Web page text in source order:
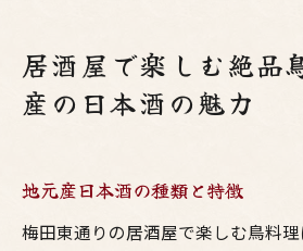
居酒屋で楽しむ絶品
産の日本酒の魅力
地元産日本酒の種類と特徴
梅田東通りの居酒屋で楽しむ鳥料